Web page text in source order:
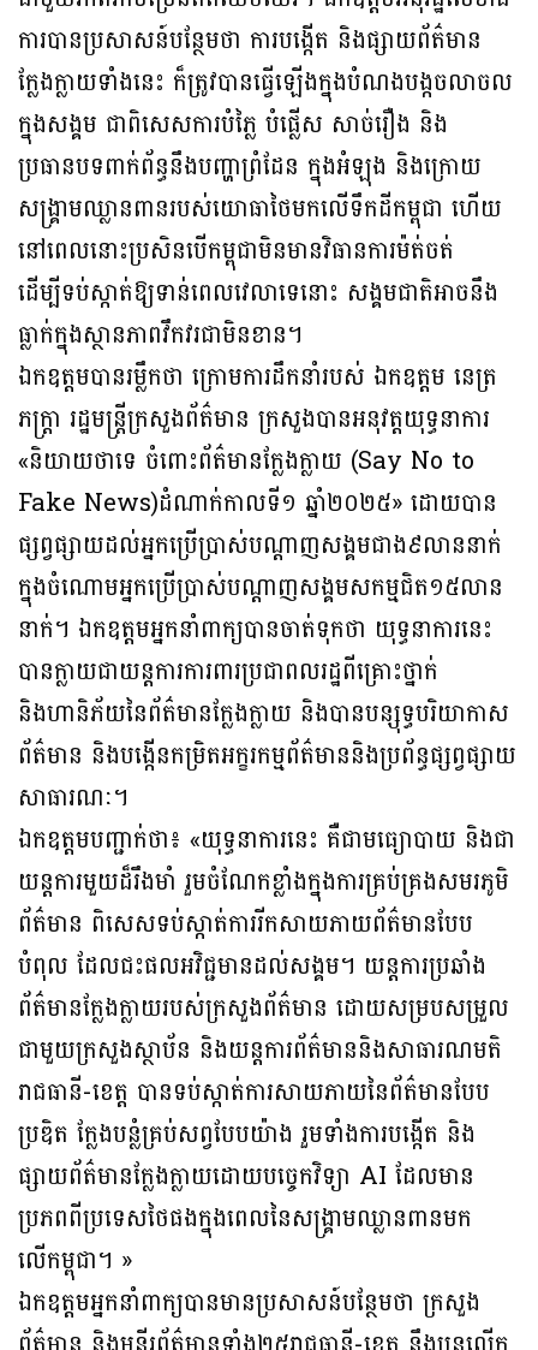
ការបានប្រសាសន៍បន្ថែមថា ការបង្កើត និងផ្សាយព័ត៌មាន
ក្លែងក្លាយទាំងនេះ ក៏ត្រូវបានធ្វើឡើងក្នុងបំណងបង្កចលាចល
ក្នុងសង្គម ជាពិសេសការបំភ្លៃ បំផ្លើស សាច់រឿង និង
ប្រធានបទពាក់ព័ន្ធនឹងបញ្ហាព្រំដែន ក្នុងអំឡុង និងក្រោយ
សង្រ្គាមឈ្លានពានរបស់យោធាថៃមកលើទឹកដីកម្ពុជា ហើយ
នៅពេលនោះប្រសិនបើកម្ពុជាមិនមានវិធានការម៉ត់ចត់
ដើម្បីទប់ស្កាត់ឱ្យទាន់ពេលវេលាទេនោះ សង្គមជាតិអាចនឹង
ធ្លាក់ក្នុងស្ថានភាពវឹកវរជាមិនខាន។
ឯកឧត្តមបានរម្លឹកថា ក្រោមការដឹកនាំរបស់ ឯកឧត្តម នេត្រ
ភក្ត្រា រដ្ឋមន្ត្រីក្រសួងព័ត៌មាន ក្រសួងបានអនុវត្តយុទ្ធនាការ
«និយាយថាទេ ចំពោះព័ត៌មានក្លែងក្លាយ (Say No to
Fake News)ដំណាក់កាលទី១ ឆ្នាំ២០២៥» ដោយបាន
ផ្សព្វផ្សាយដល់អ្នកប្រើប្រាស់បណ្តាញសង្គមជាង៩លាននាក់
ក្នុងចំណោមអ្នកប្រើប្រាស់បណ្តាញសង្គមសកម្មជិត១៥លាន
នាក់។ ឯកឧត្តមអ្នកនាំពាក្យបានចាត់ទុកថា យុទ្ធនាការនេះ
បានក្លាយជាយន្តការការពារប្រជាពលរដ្ឋពីគ្រោះថ្នាក់
និងហានិភ័យនៃព័ត៌មានក្លែងក្លាយ និងបានបន្សុទ្ធបរិយាកាស
ព័ត៌មាន និងបង្កើនកម្រិតអក្ខរកម្មព័ត៌មាននិងប្រព័ន្ធផ្សព្វផ្សាយ
សាធារណៈ។
ឯកឧត្តមបញ្ជាក់ថា៖ «យុទ្ធនាការនេះ គឺជាមធ្យោបាយ និងជា
យន្តការមួយដ៏រឹងមាំ រួមចំណែកខ្លាំងក្នុងការគ្រប់គ្រងសមរភូមិ
ព័ត៌មាន ពិសេសទប់ស្កាត់ការរីកសាយភាយព័ត៌មានបែប
បំពុល ដែលជះផលអវិជ្ជមានដល់សង្គម។ យន្តការប្រឆាំង
ព័ត៌មានក្លែងក្លាយរបស់ក្រសួងព័ត៌មាន ដោយសម្របសម្រួល
ជាមួយក្រសួងស្ថាប័ន និងយន្តការព័ត៌មាននិងសាធារណមតិ
រាជធានី-ខេត្ត បានទប់ស្កាត់ការសាយភាយនៃព័ត៌មានបែប
ប្រឌិត ក្លែងបន្លំគ្រប់សព្វបែបយ៉ាង រួមទាំងការបង្កើត និង
ផ្សាយព័ត៌មានក្លែងក្លាយដោយបច្ចេកវិទ្យា AI ដែលមាន
ប្រភពពីប្រទេសថៃផងក្នុងពេលនៃសង្រ្គាមឈ្លានពានមក
លើកម្ពុជា។ »
ឯកឧត្តមអ្នកនាំពាក្យបានមានប្រសាសន៍បន្ថែមថា ក្រសួង